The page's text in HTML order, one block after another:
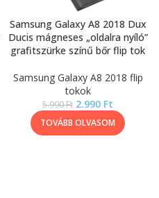
Samsung Galaxy A8 2018 Dux
Ducis mágneses „oldalra nyíló”
grafitszürke színű bőr flip tok
Samsung Galaxy A8 2018 flip
tokok
5.990Ft 2.990 Ft
TOVÁBB OLVASOM